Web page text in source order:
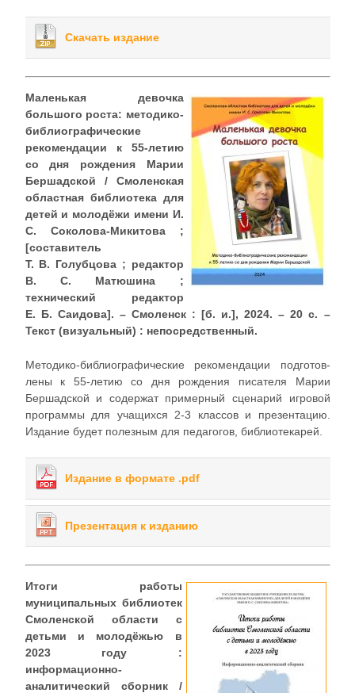
Скачать издание
Маленькая девочка
большого роста: методико-
библиографические
рекомендации к 55-летию
со дня рождения Марии
Бершадской / Смоленская
областная библиотека для
детей и молодёжи имени И.
С. Соколова-Микитова ;
[составитель
Т. В. Голубцова ; редактор
В. С. Матюшина ;
технический редактор
Е. Б. Саидова]. – Смоленск : [б. и.], 2024. – 20 с. –
Текст (визуальный) : непосредственный.
Методико-библиографические рекомендации подготов­
лены к 55-летию со дня рождения писателя Марии
Бершадской и содержат примерный сценарий игровой
программы для учащихся 2-3 классов и презентацию.
Издание будет полезным для педагогов, библиотекарей.
Издание в формате .pdf
Презентация к изданию
Итоги работы
муниципальных библиотек
Смоленской области с
детьми и молодёжью в
2023 году :
информационно-
аналитический сборник /